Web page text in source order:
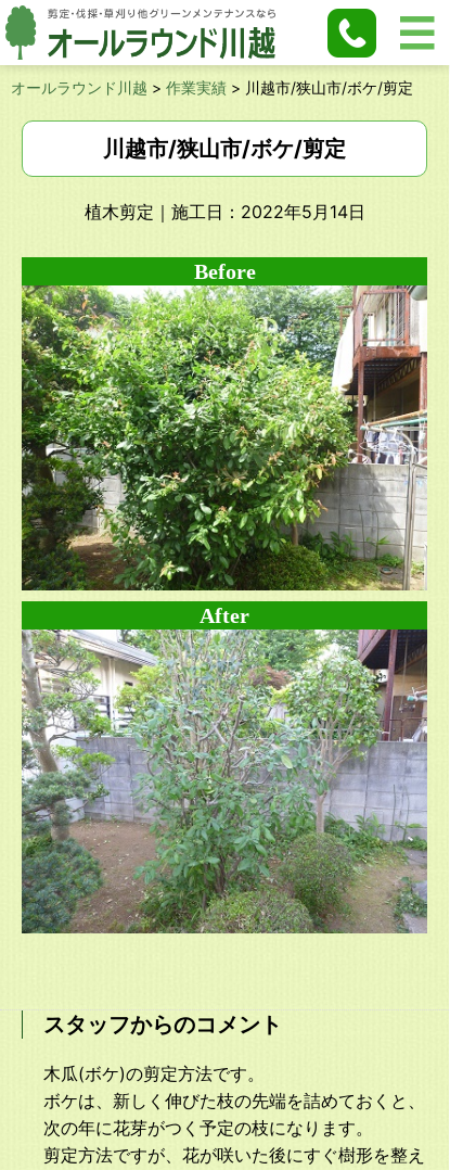
オールラウンド川越 > 作業実績 > 川越市/狭山市/ボケ/剪定
川越市/狭山市/ボケ/剪定
植木剪定 ｜施工日：2022年5月14日
Before
After
スタッフからのコメント
木瓜(ボケ)の剪定方法です。
ボケは、新しく伸びた枝の先端を詰めておくと、
次の年に花芽がつく予定の枝になります。
剪定方法ですが、花が咲いた後にすぐ樹形を整え